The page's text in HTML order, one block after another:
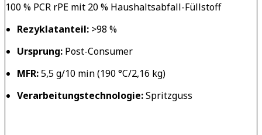
100 % PCR rPE mit 20 % Haushaltsabfall-Füllstoff
Rezyklatanteil: >98 %
Ursprung: Post-Consumer
MFR:5,5 g/10 min (190 °C/2,16 kg)
Verarbeitungstechnologie:Spritzguss